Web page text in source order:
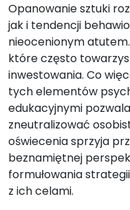
Opanowanie sztuki
jak i tendencji
nieocenionym
które często
inwestowania. Co
tych elementów
edukacyjnymi
zneutralizować
oświecenia sprzyja
beznamiętnej
formułowania
z ich celami.